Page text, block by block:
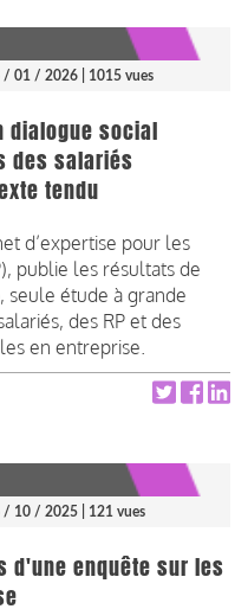
/ 01 / 2026 | 1015 vues
dialogue social
des salariés
tendu
d’expertise pour les
publie les résultats de
seule étude à grande
des RP et des
en entreprise.
/ 10 / 2025 | 121 vues
d'une enquête sur les